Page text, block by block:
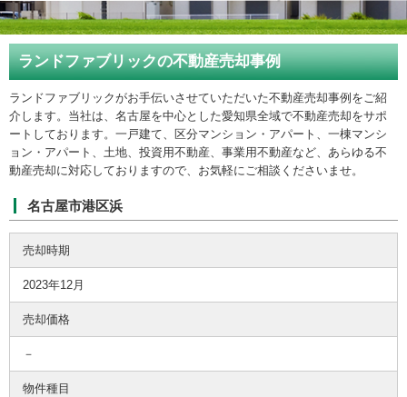
ランドファブリックの不動産売却事例
ランドファブリックがお手伝いさせていただいた不動産売却事例をご紹
介します。当社は、名古屋を中心とした愛知県全域で不動産売却をサポ
ートしております。一戸建て、区分マンション・アパート、一棟マンシ
ョン・アパート、土地、投資用不動産、事業用不動産など、あらゆる不
動産売却に対応しておりますので、お気軽にご相談くださいませ。
名古屋市港区浜
売却時期
2023年12月
売却価格
－
物件種目